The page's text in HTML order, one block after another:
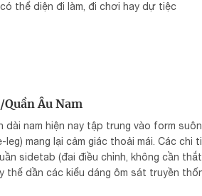
thể diện đi làm, đi chơi hay dự tiệc
Âu Nam
dài nam hiện nay tập trung vào form
mang lại cảm giác thoải mái. Các chi
sidetab (đai điều chỉnh, không cần thắt
thế dần các kiểu dáng ôm sát truyền